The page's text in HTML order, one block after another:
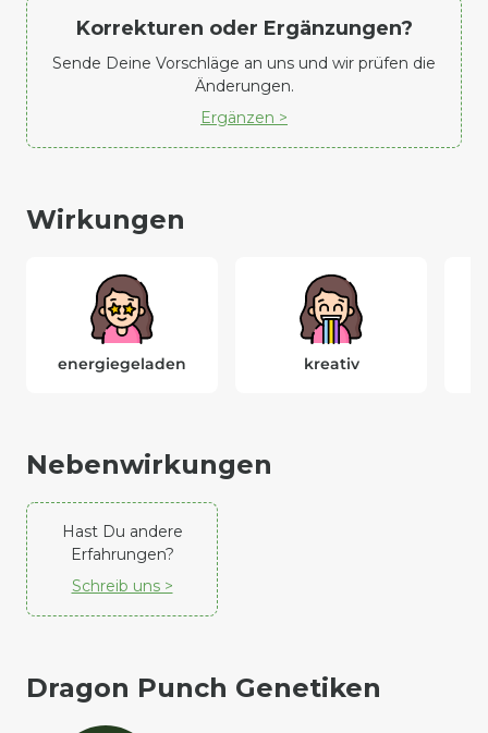
Korrekturen oder Ergänzungen?
Sende Deine Vorschläge an uns und wir prüfen die
Änderungen.
Ergänzen >
Wirkungen
energiegeladen kreativ
Nebenwirkungen
Hast Du andere
Erfahrungen?
Schreib uns >
Dragon Punch Genetiken